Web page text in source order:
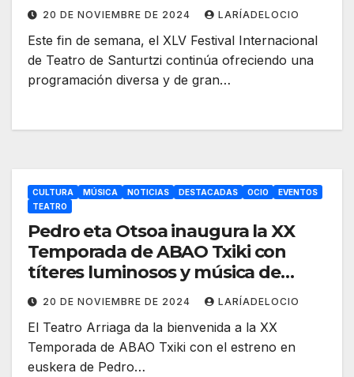
20 DE NOVIEMBRE DE 2024 LARÍADELOCIO
Este fin de semana, el XLV Festival Internacional
de Teatro de Santurtzi continúa ofreciendo una
programación diversa y de gran…
CULTURA MÚSICA NOTICIAS DESTACADAS OCIO
EVENTOS
TEATRO
Pedro eta Otsoa inaugura la XX
Temporada de ABAO Txiki con
títeres luminosos y música de
Prokófiev
20 DE NOVIEMBRE DE 2024 LARÍADELOCIO
El Teatro Arriaga da la bienvenida a la XX
Temporada de ABAO Txiki con el estreno en
euskera de Pedro…